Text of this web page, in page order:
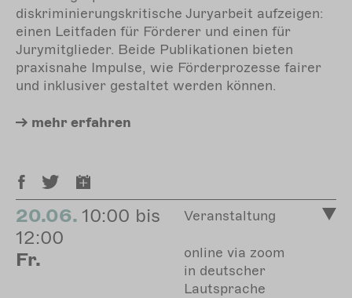
diskriminierungskritische Juryarbeit aufzeigen:
einen Leitfaden für Förderer und einen für
Jurymitglieder. Beide Publikationen bieten
praxisnahe Impulse, wie Förderprozesse fairer
und inklusiver gestaltet werden können.
mehr erfahren
20.06. 10:00 bis
12:00
Fr.
Veranstaltung
online via zoom
in deutscher
Lautsprache